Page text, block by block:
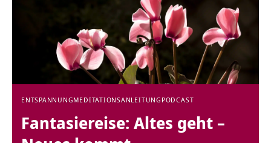
ENTSPANNUNGMEDITATIONSANLEITUNG PODCAST
Fantasiereise: Altes geht –